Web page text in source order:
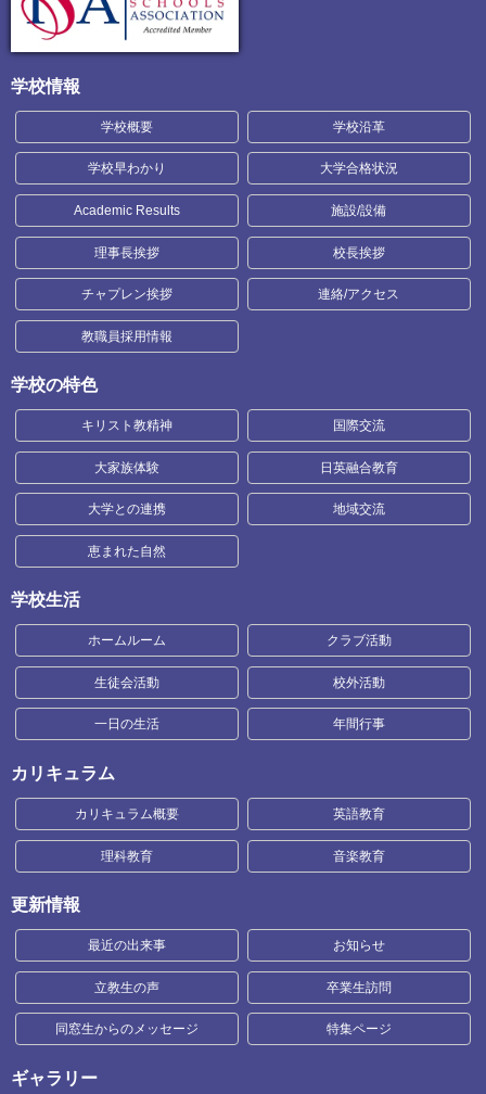
学校情報
学校概要 学校沿革
学校早わかり 大学合格状況
Academic Results 施設/設備
理事長挨拶 校長挨拶
チャプレン挨拶 連絡/アクセス
教職員採用情報
学校の特色
キリスト教精神 国際交流
大家族体験 日英融合教育
大学との連携 地域交流
恵まれた自然
学校生活
ホームルーム クラブ活動
生徒会活動 校外活動
一日の生活 年間行事
カリキュラム
カリキュラム概要 英語教育
理科教育 音楽教育
更新情報
最近の出来事 お知らせ
立教生の声 卒業生訪問
同窓生からのメッセージ 特集ページ
ギャラリー